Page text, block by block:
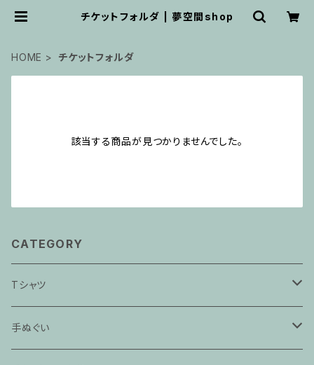
チケットフォルダ | 夢空間shop
HOME チケットフォルダ
該当する商品が見つかりませんでした。
CATEGORY
Tシャツ
「ぞろぞろ」
手ぬぐい